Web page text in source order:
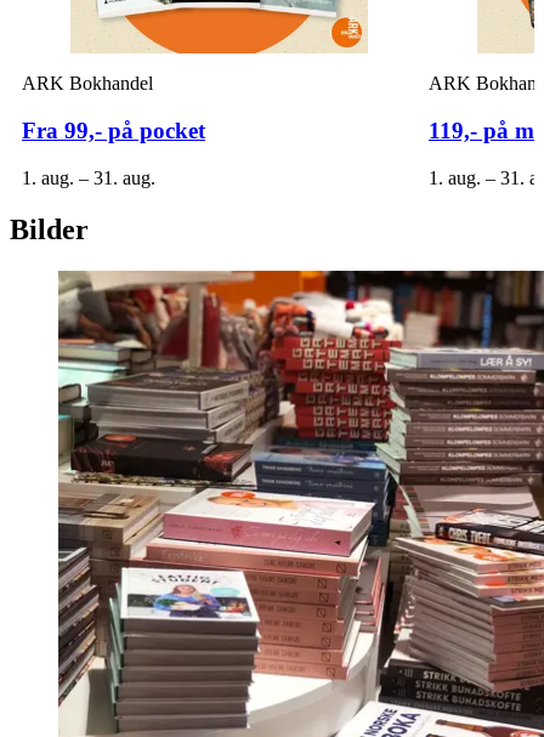
ARK Bokhandel
Fra 99,- på pocket
1. aug. – 31. aug.
ARK
119,- på
1. aug. – 31.
Bilder